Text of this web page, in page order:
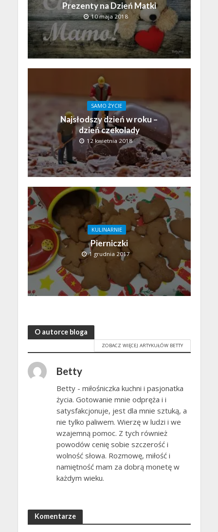
Prezenty na Dzień Matki
10 maja 2018
SAMO ŻYCIE
Najsłodszy dzień w roku –
dzień czekolady
12 kwietnia 2018
KULINARNIE
Pierniczki
1 grudnia 2017
O autorce bloga
ZOBACZ WIĘCEJ ARTYKUŁÓW BETTY
Betty
Betty - miłośniczka kuchni i pasjonatka
życia. Gotowanie mnie odpręża i i
satysfakcjonuje, jest dla mnie sztuką, a
nie tylko paliwem. Wierzę w ludzi i we
wzajemną pomoc. Z tych również
powodów cenię sobie szczerość i
wolność słowa. Rozmowę, miłość i
namiętność mam za dobrą monetę w
każdym wieku.
Komentarze